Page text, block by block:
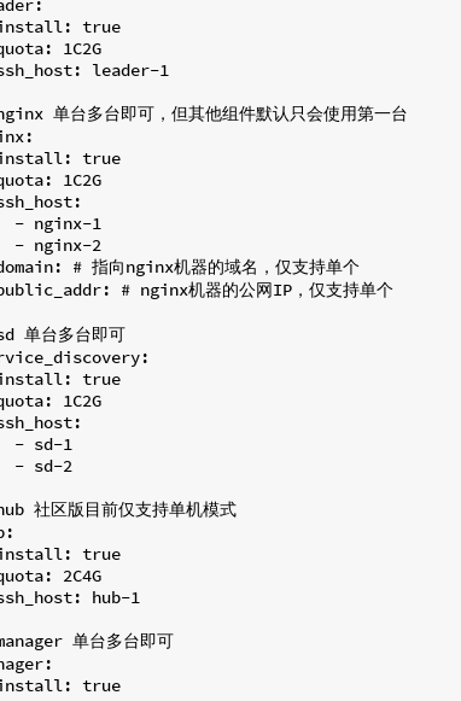
true
1C2G
leader-1
单台多台即可，但其他组件默认只会使用第一台
true
1C2G
- nginx-1
- nginx-2
# 指向nginx机器的域名，仅支持单个
# nginx机器的公网IP，仅支持单个
单台多台即可
true
1C2G
- sd-1
- sd-2
社区版目前仅支持单机模式
true
2C4G
hub-1
单台多台即可
true